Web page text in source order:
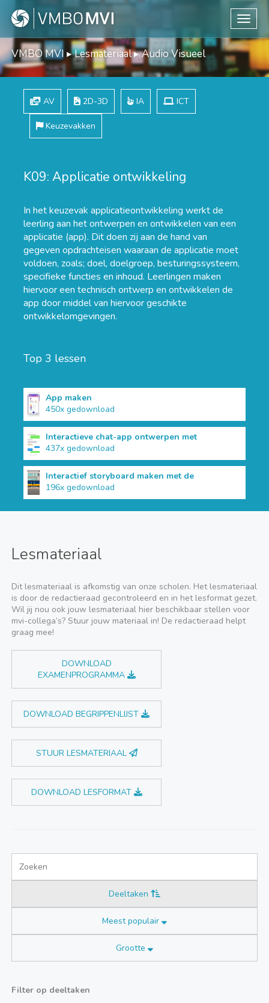
VMBO MVI ▸Lesmateriaal▸Audio Visueel
AV 2D-3D IA ICT
Keuzevakken
K09: Applicatie ontwikkeling
In het keuzevak applicatieontwikkeling werkt de
leerling aan het ontwerpen en ontwikkelen van een
applicatie (app). Dit doen zij aan de hand van
gegeven opdrachteisen waaraan de applicatie moet
voldoen, zoals; doel, doelgroep, besturingssysteem,
specifieke functies en inhoud. Leerlingen maken
hiervoor een technisch ontwerp en ontwikkelen de
app door middel van hiervoor geschikte
ontwikkelomgevingen.
Top 3 lessen
App maken
450x gedownload
Interactieve chat-app ontwerpen met
437x gedownload
Interactief storyboard maken met de
196x gedownload
Lesmateriaal
Dit lesmateriaal is afkomstig van onze scholen. Het lesmateriaal
is door de redactieraad gecontroleerd en in het lesformat gezet.
Wil jij nou ook jouw lesmateriaal hier beschikbaar stellen voor
mvi-collega’s? Stuur jouw materiaal in! De redactieraad helpt
graag mee!
DOWNLOAD
EXAMENPROGRAMMA
DOWNLOAD BEGRIPPENLIJST
STUUR LESMATERIAAL
DOWNLOAD LESFORMAT
Deeltaken
Meest populair
Grootte
Filter op deeltaken